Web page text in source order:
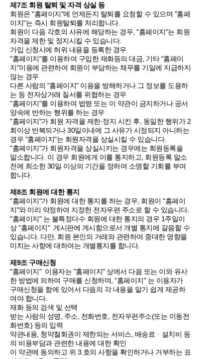
제7조 회원 탈퇴 및 자격 상실 등
회원은 "홈페이지"에 언제든지 탈퇴를 요청할 수 있으며 "홈페
이지"는 즉시 회원탈퇴를 처리합니다.
회원이 다음 각호의 사유에 해당하는 경우, "홈페이지"는 회원
자격을 제한 및 정지시킬 수 있습니다.
가입 신청시에 허위 내용을 등록한 경우
"홈페이지"를 이용하여 구입한 재화등의 대금, 기타 "홈페이
지"이용에 관련하여 회원이 부담하는 채무를 기일에 지급하지
않는 경우
다른 사람의 "홈페이지" 이용을 방해하거나 그 정보를 도용하
는 등 전자상거래 질서를 위협하는 경우
"홈페이지"를 이용하여 법령 또는 이 약관이 금지하거나 공서
양속에 반하는 행위를 하는 경우
"홈페이지"가 회원 자격을 제한·정지 시킨 후, 동일한 행위가 2
회이상 반복되거나 30일이내에 그 사유가 시정되지 아니하는
경우 "홈페이지"는 회원자격을 상실시킬 수 있습니다.
"홈페이지"가 회원자격을 상실시키는 경우에는 회원등록을
말소합니다. 이 경우 회원에게 이를 통지하고, 회원등록 말소
전에 최소한 30일 이상의 기간을 정하여 소명할 기회를 부여
합니다.
제8조 회원에 대한 통지
"홈페이지"가 회원에 대한 통지를 하는 경우, 회원이 "홈페이
지"와 미리 약정하여 지정한 전자우편 주소로 할 수 있습니다.
"홈페이지" 는 불특정다수 회원에 대한 통지의 경우 1주일이
상 "홈페이지" 게시판에 게시함으로서 개별 통지에 갈음할 수
있습니다. 다만, 회원 본인의 거래와 관련하여 중대한 영향을
미치는 사항에 대하여는 개별통지를 합니다.
제9조 구매신청
"홈페이지" 이용자는 "홈페이지" 상에서 다음 또는 이와 유사
한 방법에 의하여 구매를 신청하며, "홈페이지" 는 이용자가
구매신청을 함에 있어서 다음의 각 내용을 알기 쉽게 제공하
여야 합니다.
재화 등의 검색 및 선택
받는 사람의 성명, 주소, 전화번호, 전자우편주소(또는 이동전
화번호) 등의 입력
약관내용, 청약철회권이 제한되는 서비스, 배송료ㆍ설치비 등
의 비용부담과 관련한 내용에 대한 확인
이 약관에 동의하고 위 3.호의 사항을 확인하거나 거부하는 표